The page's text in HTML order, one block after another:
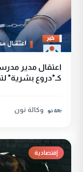
اعتقال مدير
كـ"دروع بشرية"
وكالة نون
إقتصادية